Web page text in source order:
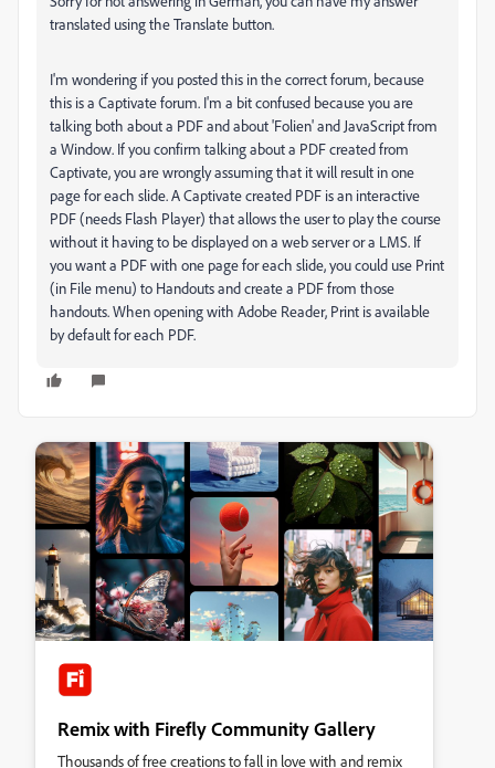
translated using the Translate button.
I'm wondering if you posted this in the correct forum, because
this is a Captivate forum. I'm a bit confused because you are
talking both about a PDF and about 'Folien' and JavaScript from
a Window. If you confirm talking about a PDF created from
Captivate, you are wrongly assuming that it will result in one
page for each slide. A Captivate created PDF is an interactive
PDF (needs Flash Player) that allows the user to play the course
without it having to be displayed on a web server or a LMS. If
you want a PDF with one page for each slide, you could use Print
(in File menu) to Handouts and create a PDF from those
handouts. When opening with Adobe Reader, Print is available
by default for each PDF.
Remix with Firefly Community Gallery
Thousands of free creations to fall in love with and remix